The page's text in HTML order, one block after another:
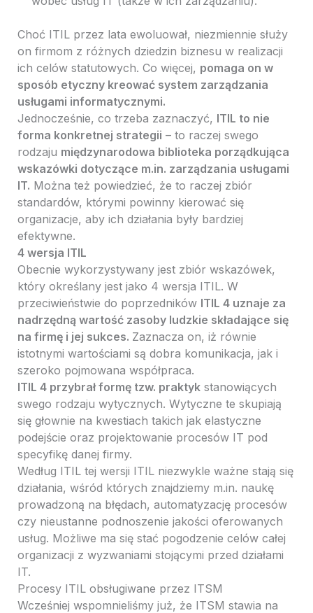
Choć ITIL przez lata ewoluował, niezmiennie służy
on firmom z różnych dziedzin biznesu w realizacji
ich celów statutowych. Co więcej, pomaga on w
sposób etyczny kreować system zarządzania
usługami informatycznymi.
Jednocześnie, co trzeba zaznaczyć, ITIL to nie
forma konkretnej strategii – to raczej swego
rodzaju międzynarodowa biblioteka porządkująca
wskazówki dotyczące m.in. zarządzania usługami
IT. Można też powiedzieć, że to raczej zbiór
standardów, którymi powinny kierować się
organizacje, aby ich działania były bardziej
efektywne.
4 wersja ITIL
Obecnie wykorzystywany jest zbiór wskazówek,
który określany jest jako 4 wersja ITIL. W
przeciwieństwie do poprzedników ITIL 4 uznaje za
nadrzędną wartość zasoby ludzkie składające się
na firmę i jej sukces. Zaznacza on, iż równie
istotnymi wartościami są dobra komunikacja, jak i
szeroko pojmowana współpraca.
ITIL 4 przybrał formę tzw. praktykstanowiących
swego rodzaju wytycznych. Wytyczne te skupiają
się głownie na kwestiach takich jak elastyczne
podejście oraz projektowanie procesów IT pod
specyfikę danej firmy.
Według ITIL tej wersji ITIL niezwykle ważne stają się
działania, wśród których znajdziemy m.in. naukę
prowadzoną na błędach, automatyzację procesów
czy nieustanne podnoszenie jakości oferowanych
usług. Możliwe ma się stać pogodzenie celów całej
organizacji z wyzwaniami stojącymi przed działami
IT.
Procesy ITIL obsługiwane przez ITSM
Wcześniej wspomnieliśmy już, że ITSM stawia na